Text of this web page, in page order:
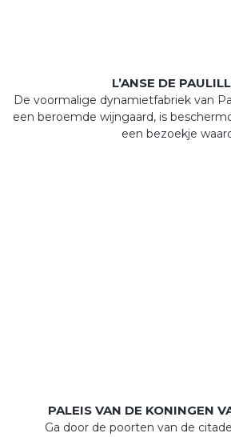
L’ANSE DE
De voormalige dynamietfabriek van
een beroemde wijngaard, is
een bezoekje
PALEIS VAN DE KONINGEN
Ga door de poorten van de